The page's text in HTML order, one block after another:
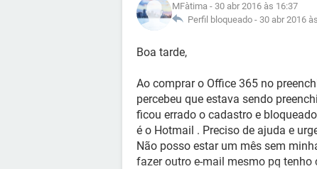
MFàtima - 30 abr 2016 às 16:37
Perfil bloqueado - 30 abr 2016
Boa tarde,
Ao comprar o Office 365 no
percebeu que estava sendo
ficou errado o cadastro e
é o Hotmail . Preciso de ajuda e
Não posso estar um mês sem
fazer outro e-mail mesmo pq tenho